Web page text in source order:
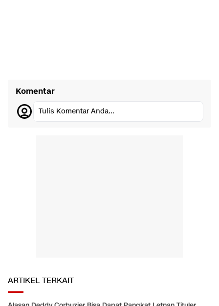
Komentar
Tulis Komentar Anda...
ARTIKEL TERKAIT